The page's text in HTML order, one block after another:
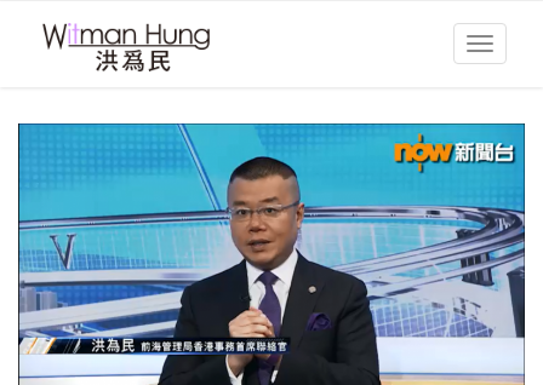
Toggle